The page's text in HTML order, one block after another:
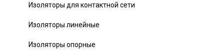
Изоляторы для контактной сети
Изоляторы линейные
Изоляторы опорные